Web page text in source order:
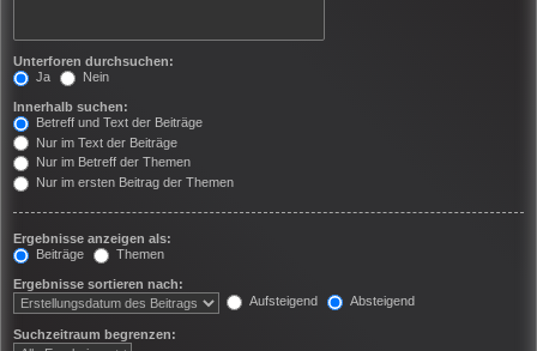
Unterforen durchsuchen:
Ja
Nein
Innerhalb suchen:
Betreff und Text der Beiträge
Nur im Text der Beiträge
Nur im Betreff der Themen
Nur im ersten Beitrag der Themen
Ergebnisse anzeigen als:
Beiträge
Themen
Ergebnisse sortieren nach:
Aufsteigend
Absteigend
Suchzeitraum begrenzen: